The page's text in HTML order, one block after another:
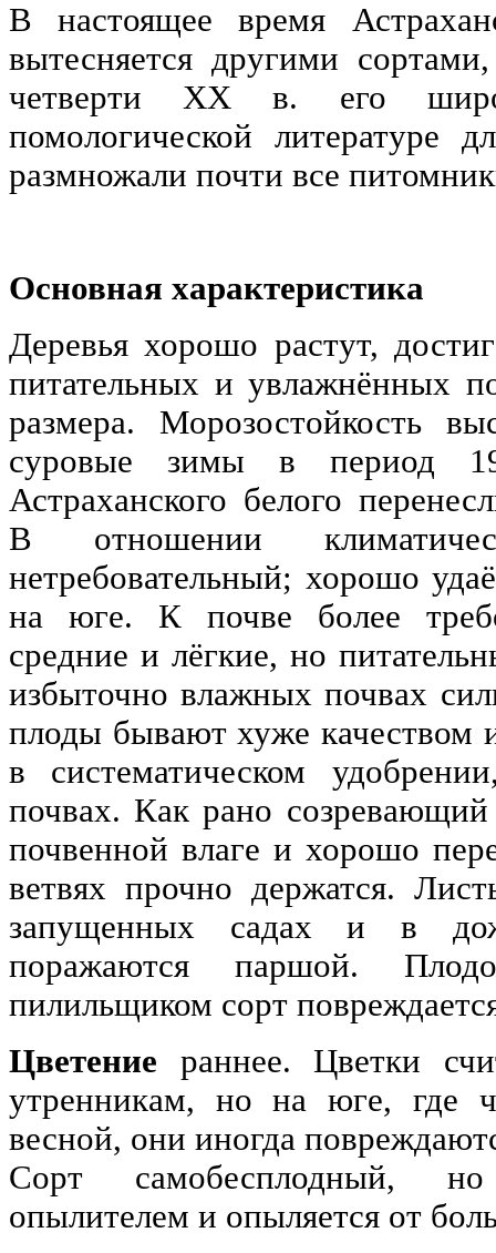
В настоящее время
вытесняется другими
четверти XX в. его
помологической литературе
размножали почти все
Основная характеристика
Деревья хорошо растут,
питательных и увлажнённых
размера. Морозостойкость
суровые зимы в период
Астраханского белого
В отношении
нетребовательный; хорошо
на юге. К почве более
средние и лёгкие, но
избыточно влажных почвах
плоды бывают хуже качеством
в систематическом
почвах. Как рано созревающий
почвенной влаге и хорошо
ветвях прочно держатся.
запущенных садах и в
поражаются паршой.
пилильщиком сорт
Цветение раннее. Цветки
утренникам, но на юге, где
весной, они иногда
Сорт самобесплодный,
опылителем и опыляется от